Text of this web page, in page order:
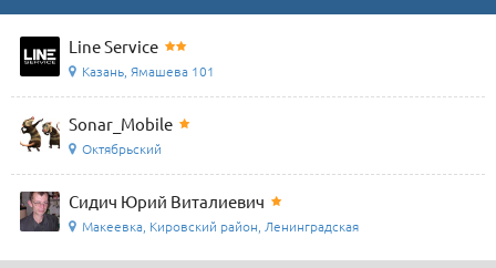
Line Service
Казань, Ямашева 101
Sonar_Mobile
Октябрьский
Сидич Юрий Виталиевич
Макеевка, Кировский район, Ленинградская